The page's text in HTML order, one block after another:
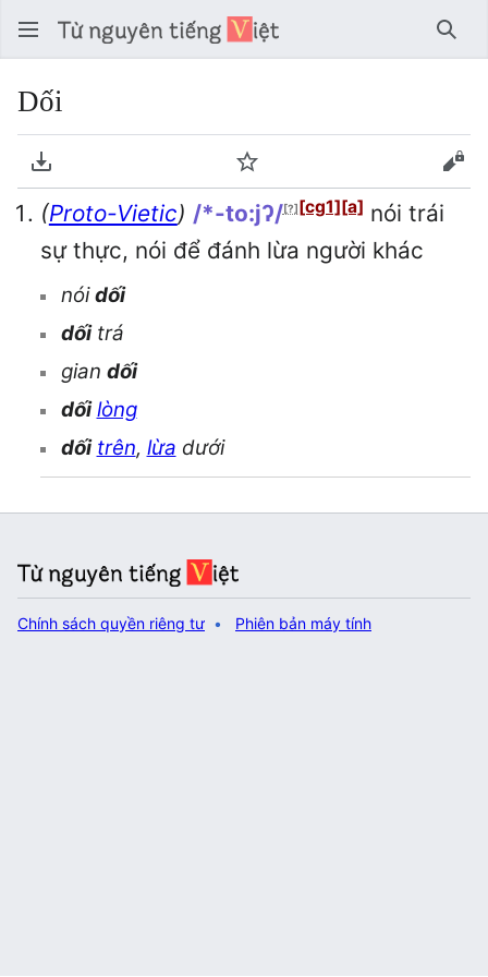
Tìm
Dối
Tải về PDF Theo dõi
(Proto-Vietic) /*-to:jʔ/[?] [cg1][a] nói trái
sự thực, nói để đánh lừa người khác
nóidối
dốitrá
gian dối
dối lòng
dối trên, lừa dưới
Chính sách quyền riêng tư Phiên bản máy tính